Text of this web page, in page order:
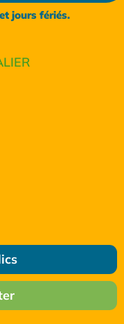
jours fériés.